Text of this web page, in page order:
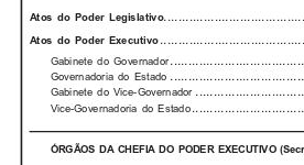
Atos  do  Poder  Legislativo
Atos  do  Poder  Executivo
Gabinete  do  Governador
Governadoria  do  Estado
Gabinete  do  Vice-Governador
Vice-Governadoria  do  Estado
ÓRGÃOS  DA  CHEFIA  DO  PODER  EXECUTIVO